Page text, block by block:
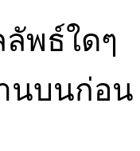
พธ์ใดๆ
นบนก่อน